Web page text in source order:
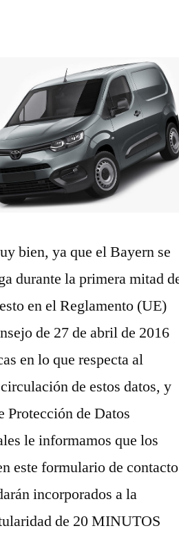
bien, ya que el Bayern se
durante la primera mitad
en el Reglamento (UE)
de 27 de abril de 2016
en lo que respecta al
de estos datos, y
Protección de Datos
le informamos que los
este formulario de contacto
incorporados a la
de 20 MINUTOS